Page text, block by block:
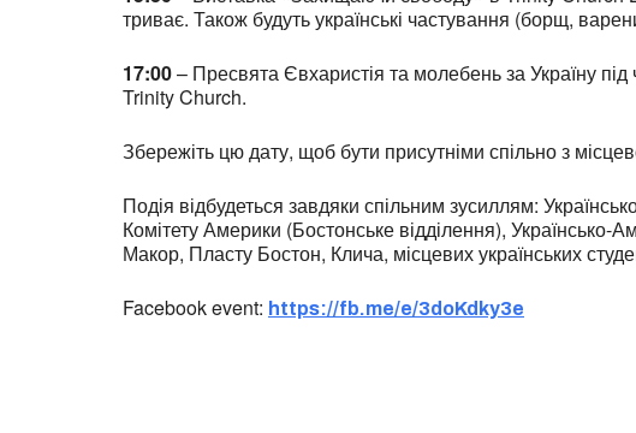
триває. Також будуть українські частування (борщ,
17:00– Пресвята Євхаристія та молебень за Україну
Trinity Church.
Збережіть цю дату, щоб бути присутніми спільно з
Подія відбудеться завдяки спільним зусиллям:
Комітету Америки (Бостонське відділення), Українсько-
Макор, Пласту Бостон, Клича, місцевих українських
Facebook event: https://fb.me/e/3doKdky3e